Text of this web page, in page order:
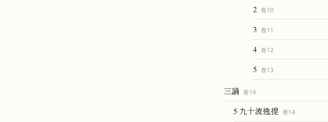
2 卷10
3 卷11
4 卷12
5 卷13
三誦 卷14
5 九十波逸提 卷14